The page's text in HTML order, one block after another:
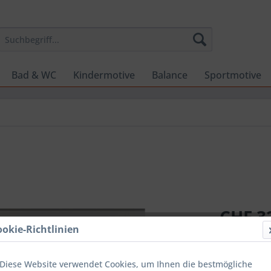
Bad & WC Kindermotive Balance Sportmotive
CHF
Sofort
Richtlinien
Diese Website verwendet Cookies, um Ihnen die bestmögliche